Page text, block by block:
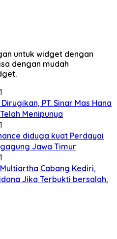
untuk widget dengan
dengan mudah
PT. Sinar Mas Hana
Menipunya
diduga kuat Perdayai
Jawa Timur
Cabang Kediri,
Jika Terbukti bersalah,